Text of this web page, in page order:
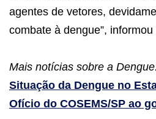
agentes de vetores,
combate à dengue”,
Mais notícias sobre a
Situação da Dengue no
Ofício do COSEMS/SP ao